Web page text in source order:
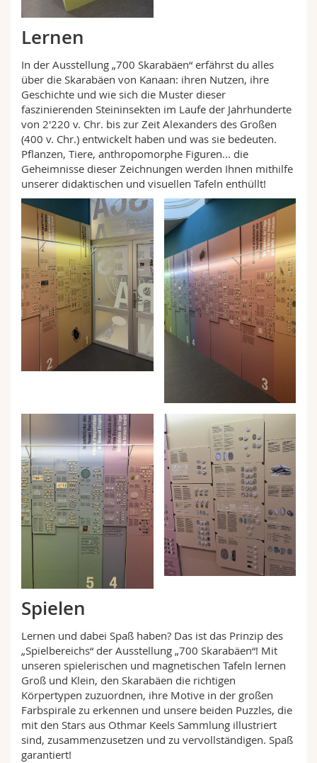
Lernen
In der Ausstellung „700 Skarabäen“ erfährst du alles
über die Skarabäen von Kanaan: ihren Nutzen, ihre
Geschichte und wie sich die Muster dieser
faszinierenden Steininsekten im Laufe der Jahrhunderte
von 2'220 v. Chr. bis zur Zeit Alexanders des Großen
(400 v. Chr.) entwickelt haben und was sie bedeuten.
Pflanzen, Tiere, anthropomorphe Figuren... die
Geheimnisse dieser Zeichnungen werden Ihnen mithilfe
unserer didaktischen und visuellen Tafeln enthüllt!
Spielen
Lernen und dabei Spaß haben? Das ist das Prinzip des
„Spielbereichs“ der Ausstellung „700 Skarabäen“! Mit
unseren spielerischen und magnetischen Tafeln lernen
Groß und Klein, den Skarabäen die richtigen
Körpertypen zuzuordnen, ihre Motive in der großen
Farbspirale zu erkennen und unsere beiden Puzzles, die
mit den Stars aus Othmar Keels Sammlung illustriert
sind, zusammenzusetzen und zu vervollständigen. Spaß
garantiert!